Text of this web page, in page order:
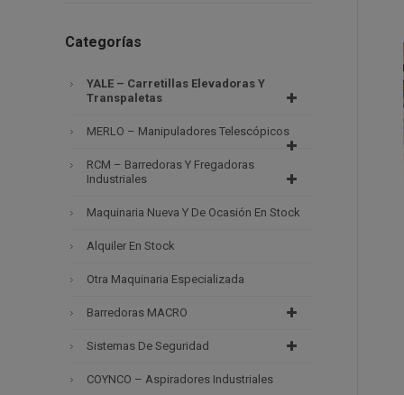
Categorías
YALE – Carretillas Elevadoras Y
Transpaletas
MERLO – Manipuladores Telescópicos
RCM – Barredoras Y Fregadoras
Industriales
Maquinaria Nueva Y De Ocasión En Stock
Alquiler En Stock
Otra Maquinaria Especializada
Barredoras MACRO
Sistemas De Seguridad
COYNCO – Aspiradores Industriales